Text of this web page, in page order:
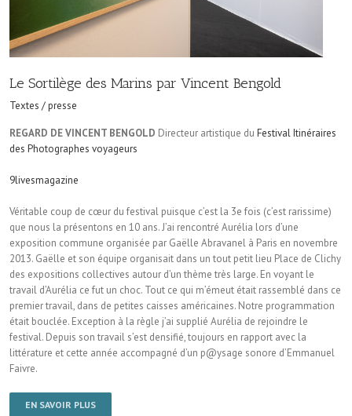
Le Sortilège des Marins par Vincent Bengold
Textes / presse
REGARD DE VINCENT BENGOLD Directeur artistique du Festival Itinéraires
des Photographes voyageurs
9livesmagazine
Véritable coup de cœur du festival puisque c’est la 3e fois (c’est rarissime)
que nous la présentons en 10 ans. J’ai rencontré Aurélia lors d’une
exposition commune organisée par Gaëlle Abravanel à Paris en novembre
2013. Gaëlle et son équipe organisait dans un tout petit lieu Place de Clichy
des expositions collectives autour d’un thème très large. En voyant le
travail d’Aurélia ce fut un choc. Tout ce qui m’émeut était rassemblé dans ce
premier travail, dans de petites caisses américaines. Notre programmation
était bouclée. Exception à la règle j’ai supplié Aurélia de rejoindre le
festival. Depuis son travail s’est densifié, toujours en rapport avec la
littérature et cette année accompagné d’un p@ysage sonore d’Emmanuel
Faivre.
EN SAVOIR PLUS